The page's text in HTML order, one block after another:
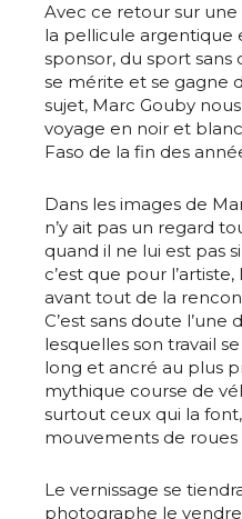
Avec ce retour sur
la pellicule argentique
sponsor, du sport sans
se mérite et se gagne
sujet, Marc Gouby
voyage en noir et
Faso de la fin des
Dans les images de
n’y ait pas un regard
quand il ne lui est pas
c’est que pour
avant tout de la
C’est sans doute l’une
lesquelles son travail
long et ancré au plus
mythique course de
surtout ceux qui la
mouvements de roues
Le vernissage se
photographe le